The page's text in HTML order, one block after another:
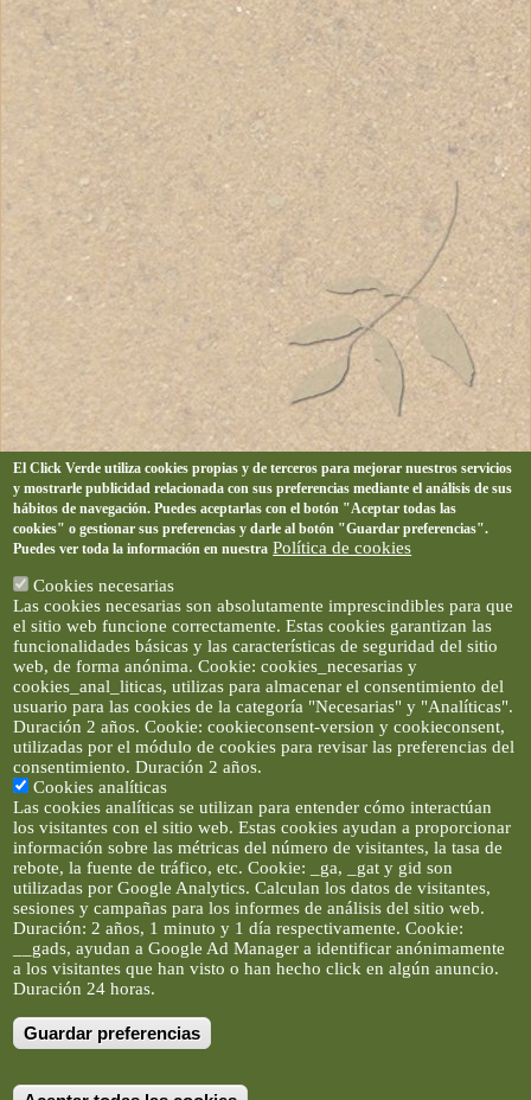
Artículos e imágenes son propiedad de elclickverde ©. No se
permite la difusión de los textos ni imágenes sin permiso de
contenido de este portal. (Ver
El Click Verde utiliza cookies propias y de terceros para mejorar nuestros servicios
y mostrarle publicidad relacionada con sus preferencias mediante el análisis de sus
hábitos de navegación. Puedes aceptarlas con el botón "Aceptar todas las
cookies" o gestionar sus preferencias y darle al botón "Guardar preferencias".
Puedes ver toda la información en nuestra Política de cookies
Cookies necesarias
Las cookies necesarias son absolutamente imprescindibles para que
el sitio web funcione correctamente. Estas cookies garantizan las
funcionalidades básicas y las características de seguridad del sitio
web, de forma anónima. Cookie: cookies_necesarias y
cookies_anal_liticas, utilizas para almacenar el consentimiento del
usuario para las cookies de la categoría "Necesarias" y "Analíticas".
Duración 2 años. Cookie: cookieconsent-version y cookieconsent,
utilizadas por el módulo de cookies para revisar las preferencias del
consentimiento. Duración 2 años.
Cookies analíticas
Las cookies analíticas se utilizan para entender cómo interactúan
los visitantes con el sitio web. Estas cookies ayudan a proporcionar
información sobre las métricas del número de visitantes, la tasa de
rebote, la fuente de tráfico, etc. Cookie: _ga, _gat y gid son
utilizadas por Google Analytics. Calculan los datos de visitantes,
sesiones y campañas para los informes de análisis del sitio web.
Duración: 2 años, 1 minuto y 1 día respectivamente. Cookie:
__gads, ayudan a Google Ad Manager a identificar anónimamente
a los visitantes que han visto o han hecho click en algún anuncio.
Duración 24 horas.
Guardar preferencias